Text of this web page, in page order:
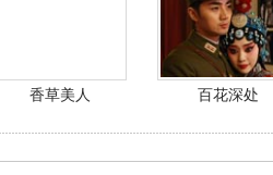
香草美人 百花深处